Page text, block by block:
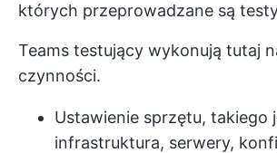
których przeprowadzane są
Teams testujący wykonują tutaj
czynności.
Ustawienie sprzętu, takiego
infrastruktura, serwery,